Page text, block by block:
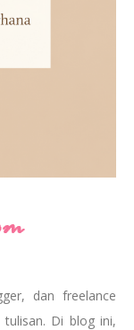
dan freelance
tulisan. Di blog ini,